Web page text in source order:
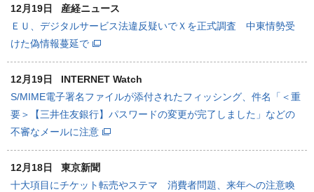
12月19日
産経ニュース
ＥＵ、デジタルサービス法違反疑いでＸを正式調査 中東情勢受
けた偽情報蔓延で
12月19日
INTERNET Watch
S/MIME電子署名ファイルが添付されたフィッシング、件名「＜重
要＞【三井住友銀行】パスワードの変更が完了しました」などの
不審なメールに注意
12月18日
東京新聞
十大項目にチケット転売やステマ 消費者問題、来年への注意喚